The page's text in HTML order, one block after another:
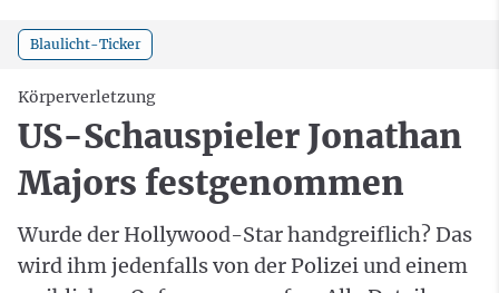
Blaulicht-Ticker
Körperverletzung
US-Schauspieler Jonathan
Majors festgenommen
Wurde der Hollywood-Star handgreiflich? Das
wird ihm jedenfalls von der Polizei und einem